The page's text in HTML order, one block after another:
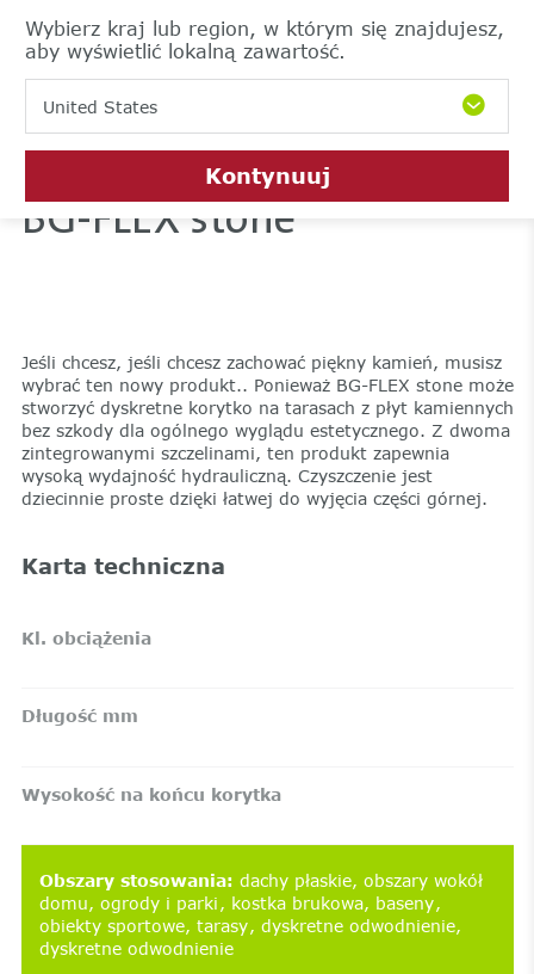
Wybierz kraj lub region, w którym się znajdujesz,
aby wyświetlić lokalną zawartość.
United States
Kontynuuj
BG-FLEX stone
Jeśli chcesz, jeśli chcesz zachować piękny kamień, musisz
wybrać ten nowy produkt.. Ponieważ BG-FLEX stone może
stworzyć dyskretne korytko na tarasach z płyt kamiennych
bez szkody dla ogólnego wyglądu estetycznego. Z dwoma
zintegrowanymi szczelinami, ten produkt zapewnia
wysoką wydajność hydrauliczną. Czyszczenie jest
dziecinnie proste dzięki łatwej do wyjęcia części górnej.
Karta techniczna
Kl. obciążenia
Długość mm
Wysokość na końcu korytka
Obszary stosowania: dachy płaskie obszary wokół
domu ogrody i parki kostka brukowa baseny
obiekty sportowe tarasy dyskretne odwodnienie
dyskretne odwodnienie